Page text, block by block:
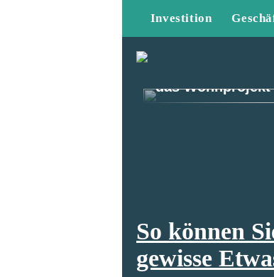
Investition
das Wohnprojekt
So können
gewisse